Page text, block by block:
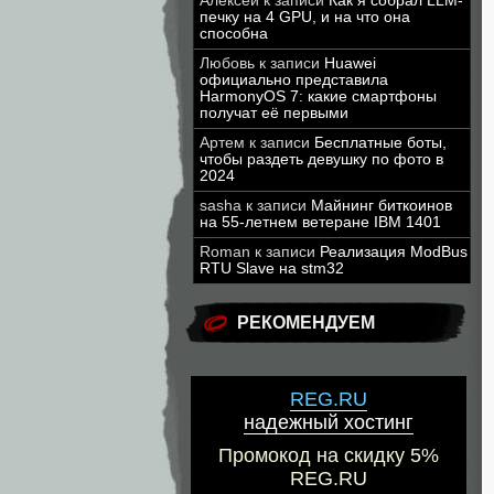
печку на 4 GPU, и на что она
способна
Любовь к записи Huawei
официально представила
HarmonyOS 7: какие смартфоны
получат её первыми
Артем к записи Бесплатные боты,
чтобы раздеть девушку по фото в
2024
sasha к записи Майнинг биткоинов
на 55-летнем ветеране IBM 1401
Roman к записи Реализация ModBus
RTU Slave на stm32
РЕКОМЕНДУЕМ
REG.RU
надежный хостинг
Промокод на скидку 5%
REG.RU